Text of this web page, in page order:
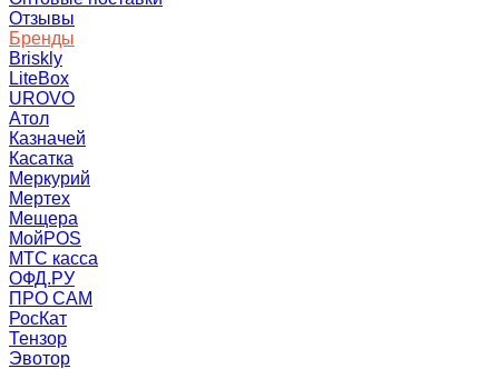
Отзывы
Бренды
Briskly
LiteBox
UROVO
Атол
Казначей
Касатка
Меркурий
Мертех
Мещера
МойPOS
МТС касса
ОФД.РУ
ПРО САМ
РосКат
Тензор
Эвотор